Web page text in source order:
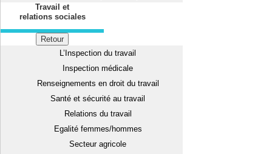
Travail et
relations sociales
Retour
L’Inspection du travail
Inspection médicale
Renseignements en droit du travail
Santé et sécurité au travail
Relations du travail
Egalité femmes/hommes
Secteur agricole